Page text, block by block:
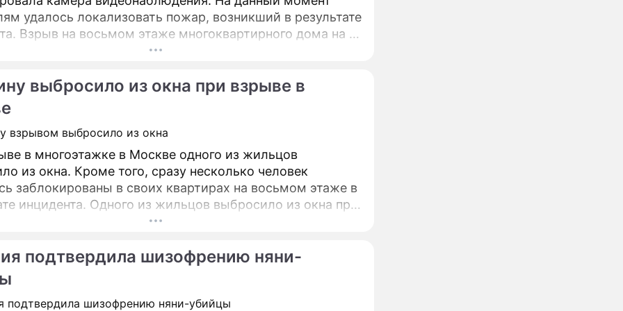
удалось локализовать пожар, возникший в результате
дома на 2-
улице на юго-востоке Москвы попал в объектив
выбросило из окна при взрыве в
в многоэтажке в Москве одного из жильцов
из окна. Кроме того, сразу несколько человек
заблокированы в своих квартирах на восьмом этаже в
из жильцов выбросило из окна при
многоэтажке на 2-й Кабельной улице на юго-востоке
подтвердила шизофрению няни-